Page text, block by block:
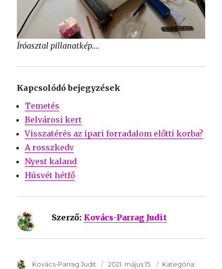
Íróasztal pillanatkép....
Kapcsolódó bejegyzések
Temetés
Belvárosi kert
Visszatérés az ipari forradalom előtti korba?
A rosszkedv
Nyest kaland
Húsvét hétfő
Szerző: Kovács-Parrag Judit
SzerzÅ
Kovács-Parrag Judit Közzétéve:
2021. május 15. Kategória: